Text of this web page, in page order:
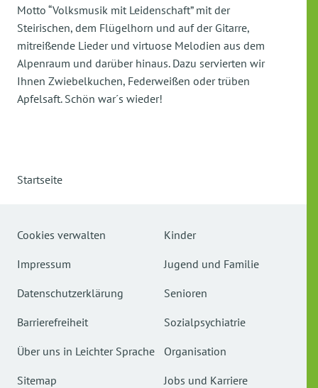
Motto “Volksmusik mit Leidenschaft” mit der
Steirischen, dem Flügelhorn und auf der Gitarre,
mitreißende Lieder und virtuose Melodien aus dem
Alpenraum und darüber hinaus. Dazu servierten wir
Ihnen Zwiebelkuchen, Federweißen oder trüben
Apfelsaft. Schön war´s wieder!
Startseite
Cookies verwalten
Impressum
Datenschutzerklärung
Barrierefreiheit
Über uns in Leichter Sprache
Sitemap
Kinder
Jugend und Familie
Senioren
Sozialpsychiatrie
Organisation
Jobs und Karriere